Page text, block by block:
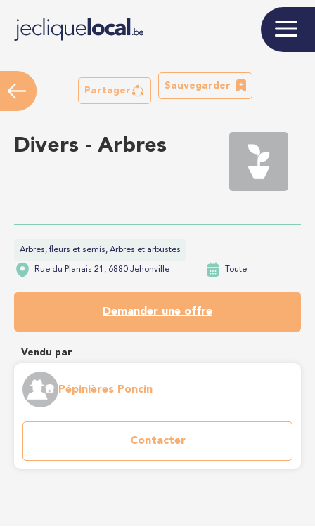
Partager
Sauvegarder
Divers - Arbres
Arbres, fleurs et semis, Arbres et arbustes
Rue du Planais 21, 6880 Jehonville Toute
Demander une offre
Vendu par
Pépinières Poncin
Contacter